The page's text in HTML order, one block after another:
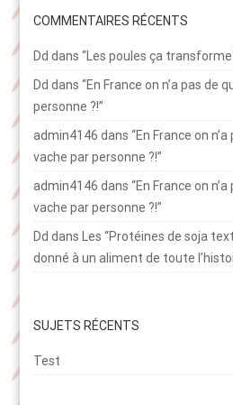
COMMENTAIRES RÉCENTS
Dd dans“Les poules ça
Dd dans“En France on n’a pas de
personne ?!”
admin4146 dans“En France on
vache par personne ?!”
admin4146 dans“En France on
vache par personne ?!”
Dd dans
Les “Protéines de soja
donné à un aliment de toute
SUJETS RÉCENTS
Test